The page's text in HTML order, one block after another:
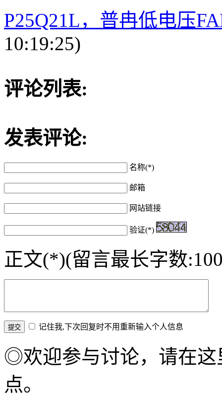
P25Q21L，普冉低电压
10:19:25)
评论列表:
发表评论:
名称(*)
邮箱
网站链接
验证(*)
正文(*)(留言最长字数
记住我,下次回复时不用重新输入个人信息
◎欢迎参与讨论，请在这
点。